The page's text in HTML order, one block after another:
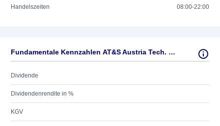
Handelszeiten 08:00-22:00
Fundamentale Kennzahlen AT&S Austria Tech. & System. AG
Dividende
Dividendenrendite in %
KGV